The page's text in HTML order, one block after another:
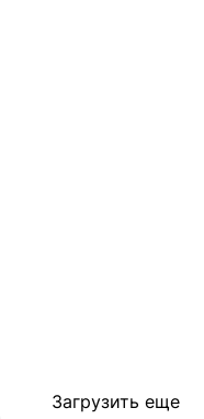
Загрузить еще